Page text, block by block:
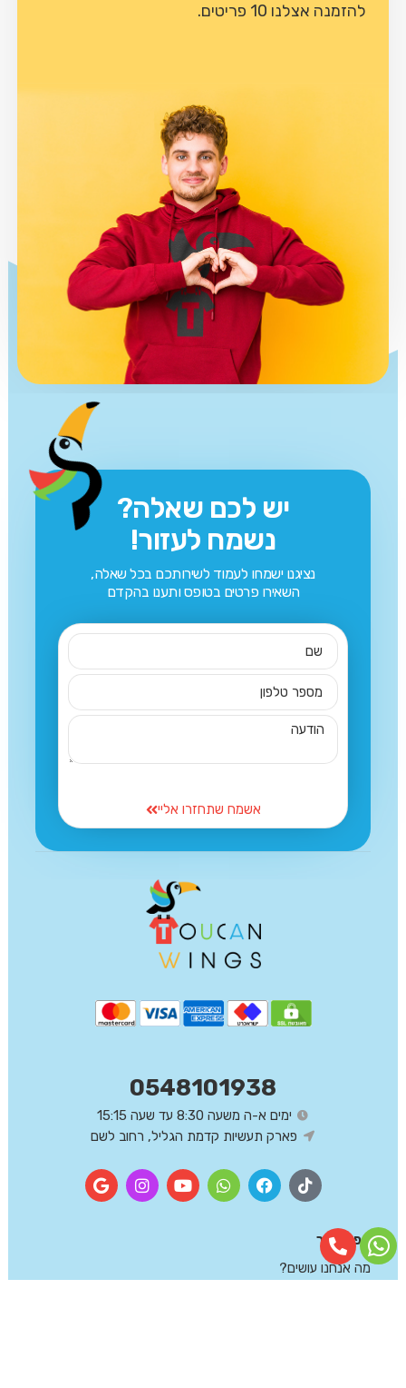
להזמנה אצלנו 10 פריטים.
יש לכם שאלה?
נשמח לעזור!
נציגנו ישמחו לעמוד לשירותכם בכל שאלה,
השאירו פרטים בטופס ותענו בהקדם
אשמח שתחזרו אליי
מפת אתר
מה אנחנו עושים?
0548101938
ימים א-ה משעה 8:30 עד שעה 15:15
פארק תעשיות קדמת הגליל, רחוב לשם